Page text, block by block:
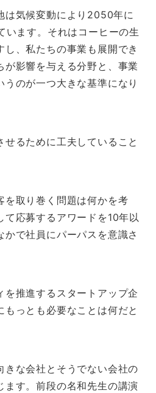
は気候変動により2050年に
います。それはコーヒーの生
、私たちの事業も展開でき
が影響を与える分野と、事業
のが一つ大きな基準になり
るために工夫していること
を取り巻く問題は何かを考
て応募するアワードを10年以
で社員にパーパスを意識さ
を推進するスタートアップ企
っとも必要なことは何だと
きな会社とそうでない会社の
ます。前段の名和先生の講演